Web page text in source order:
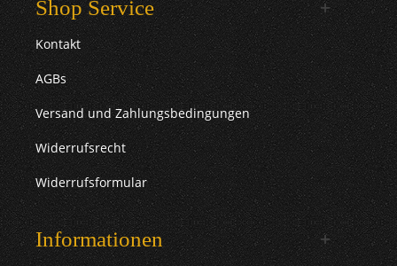
Shop Service
Kontakt
AGBs
Versand und Zahlungsbedingungen
Widerrufsrecht
Widerrufsformular
Informationen